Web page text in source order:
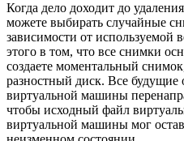
Когда дело доходит до
можете выбирать случайные
зависимости от
этого в том, что все снимки
создаете моментальный
разностный диск. Все будущие
виртуальной машины
чтобы исходный файл
виртуальной машины мог